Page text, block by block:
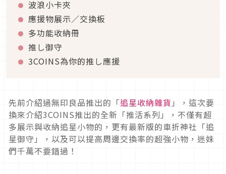
波浪小卡夾
應援物展示／交換板
多功能收納冊
推し御守
3COINS為你的推し應援
先前介紹過無印良品推出的「追星收納雜貨 」，這次要
換來介紹3COINS推出的全新「推活系列」，不僅有超
多展示與收納追星小物的，更有最新版的車折神社「追
星御守」，以及可以提高周邊交換率的超強小物，迷妹
們千萬不要錯過！